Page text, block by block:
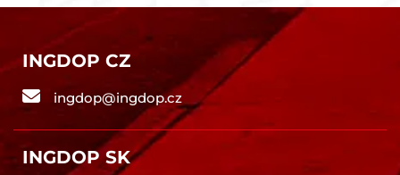
INGDOP CZ
ingdop@ingdop.cz
INGDOP SK